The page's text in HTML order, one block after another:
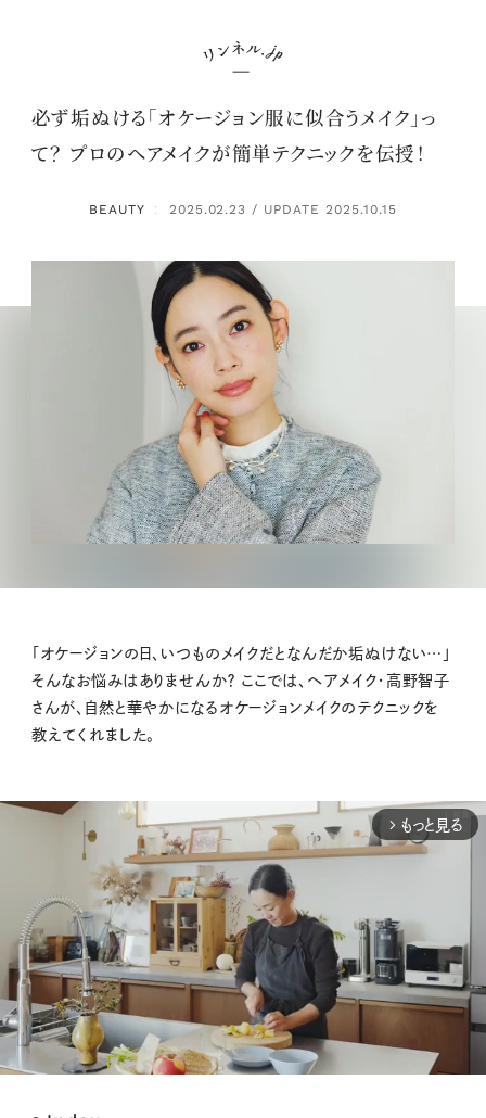
必ず垢ぬける「オケージョン服に似合うメイク」っ
て？ プロのヘアメイクが簡単テクニックを伝授！
BEAUTY ： 2025.02.23 / UPDATE 2025.10.15
「オケージョンの日、いつものメイクだとなんだか垢ぬけない…」
そんなお悩みはありませんか？ ここでは、ヘアメイク・高野智子
さんが、自然と華やかになるオケージョンメイクのテクニックを
教えてくれました。
arrow_forward_ios もっと見る